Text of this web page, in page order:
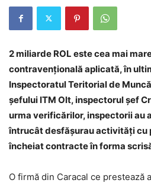
2 miliarde ROL este cea mai
contravenţională aplicată, în
Inspectoratul Teritorial de
șefului ITM Olt, inspectorul șef
urma verificărilor, inspectorii au
întrucât desfășurau activități cu
încheiat contracte în forma
O firmă din Caracal ce prestează